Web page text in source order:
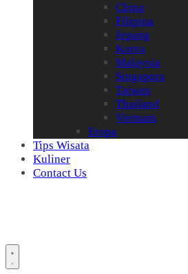
China
Filipina
Jepang
Korea
Malaysia
Singapura
Taiwan
Thailand
Vietnam
Eropa
Tips Wisata
Kuliner
Contact Us